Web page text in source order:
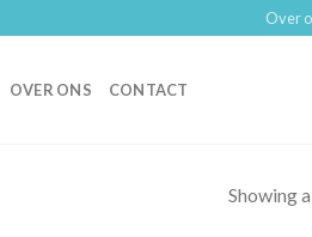
Over
OVER ONS CONTACT
Showing